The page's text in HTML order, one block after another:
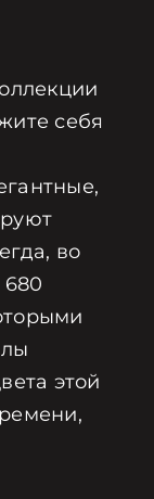
себя
во
680
этой